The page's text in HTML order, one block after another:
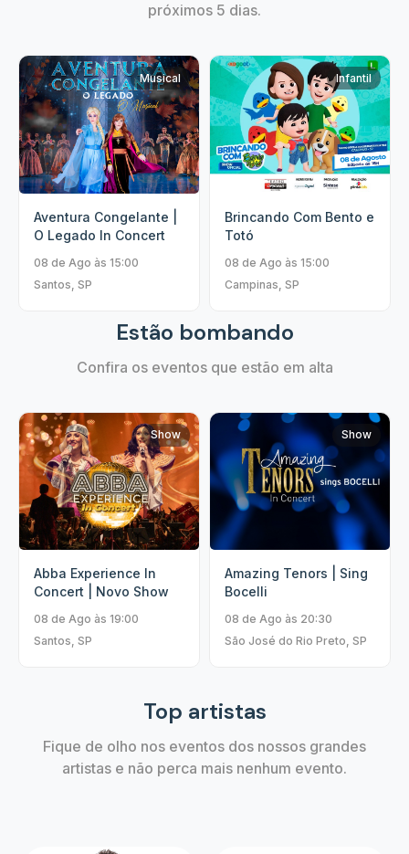
próximos 5 dias.
Musical
Aventura Congelante |
O Legado In Concert
08 de Ago às 15:00
Santos, SP
Infantil
Brincando Com Bento e
Totó
08 de Ago às 15:00
Campinas, SP
Estão bombando
Confira os eventos que estão em alta
Show
Abba Experience In
Concert | Novo Show
08 de Ago às 19:00
Santos, SP
Show
Amazing Tenors | Sing
Bocelli
08 de Ago às 20:30
São José do Rio Preto, SP
Top artistas
Fique de olho nos eventos dos nossos grandes
artistas e não perca mais nenhum evento.